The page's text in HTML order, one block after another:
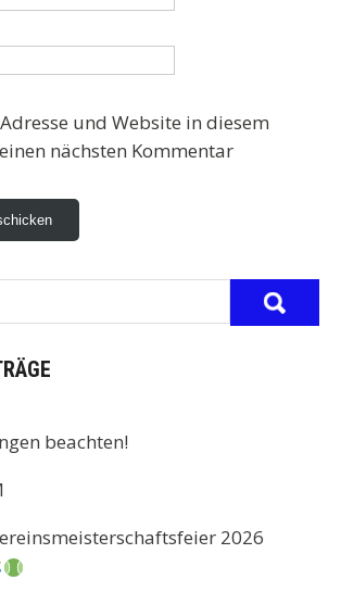
und Website in diesem
nächsten Kommentar
beachten!
2026